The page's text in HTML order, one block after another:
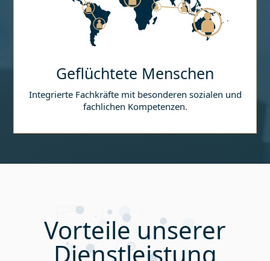
Geflüchtete Menschen
Integrierte Fachkräfte mit besonderen sozialen und
fachlichen Kompetenzen.
Vorteile unserer
Dienstleistung